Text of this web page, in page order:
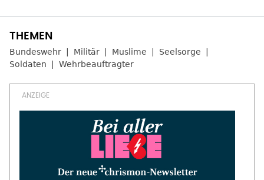
Bundeswehr Militär Muslime
Seelsorge
Soldaten
Wehrbeauftragter